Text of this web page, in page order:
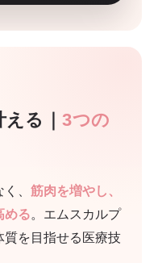
える｜3つの
、 筋肉を増やし、
める。エムスカルプ
質を目指せる医療技